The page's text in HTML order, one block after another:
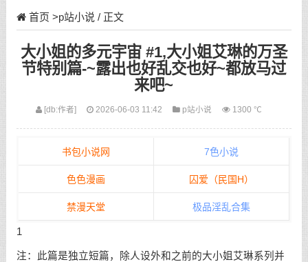
首页 >p站小说 / 正文
大小姐的多元宇宙 #1,大小姐艾琳的万圣
节特别篇-~露出也好乱交也好~都放马过
来吧~
[db:作者] 2026-06-03 11:42 p站小说 1300 ℃
书包小说网 7色小说
色色漫画 囚爱（民国H）
禁漫天堂 极品淫乱合集
1
注：此篇是独立短篇，除人设外和之前的大小姐艾琳系列并